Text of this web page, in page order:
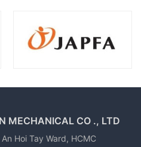
MECHANICAL CO ., LTD
Hoi Tay Ward, HCMC